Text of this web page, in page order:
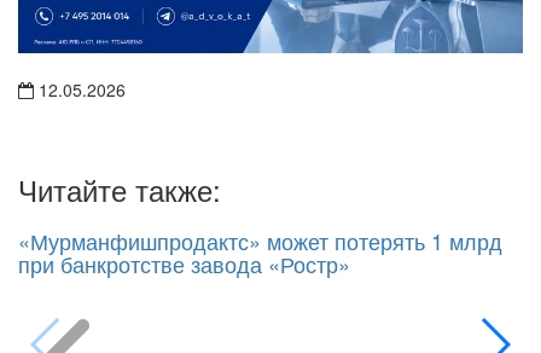
при банкротстве завода «Ростр»